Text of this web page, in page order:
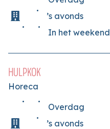
’s avonds
In het weekend
HULPKOK
Horeca
Overdag
’s avonds